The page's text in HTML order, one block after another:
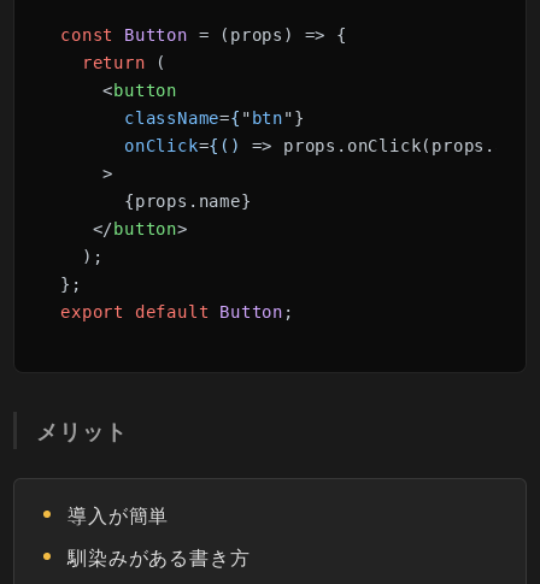
const Button = ( props ) => {
return (
<button
className={ " btn"}
onClick={() =>
    >
      {props.name}
</button>
  );
export
default Button ;
メリット
導入が簡単
馴染みがある書き方